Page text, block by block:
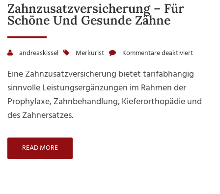
Zahnzusatzversicherung – Für
Schöne Und Gesunde Zähne
andreaskissel Merkurist Kommentare deaktiviert
–
Eine Zahnzusatzversicherung bietet tarifabhängig
sinnvolle Leistungsergänzungen im Rahmen der
Prophylaxe, Zahnbehandlung, Kieferorthopädie und
des Zahnersatzes.
READ MORE